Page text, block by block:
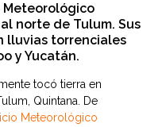
Meteorológico
norte de Tulum. Sus
lluvias torrenciales
y Yucatán.
tocó tierra en
Quintana. De
Meteorológico